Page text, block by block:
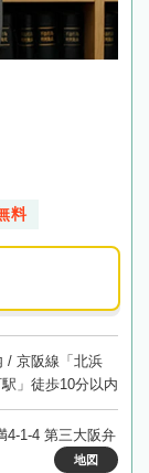
料
/ 京阪線「北浜
」徒歩10分以内
4-1-4 第三大阪弁
地図